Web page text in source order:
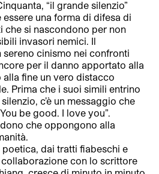
“il grande silenzio”
una forma di difesa di
che si nascondono per non
invasori nemici. Il
cinismo nei confronti
per il danno apportato alla
fine un vero distacco
Prima che i suoi simili entrino
c’è un messaggio che
be good. I love you”.
che oppongono alla
poetica, dai tratti fiabeschi e
con lo scrittore